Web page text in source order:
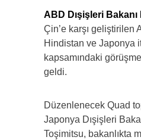
ABD Dışişleri
Çin’e karşı geliştirilen
Hindistan ve Japonya
kapsamındaki
geldi.
Düzenlenecek Quad
Japonya Dışişleri
Toşimitsu, bakanlıkta